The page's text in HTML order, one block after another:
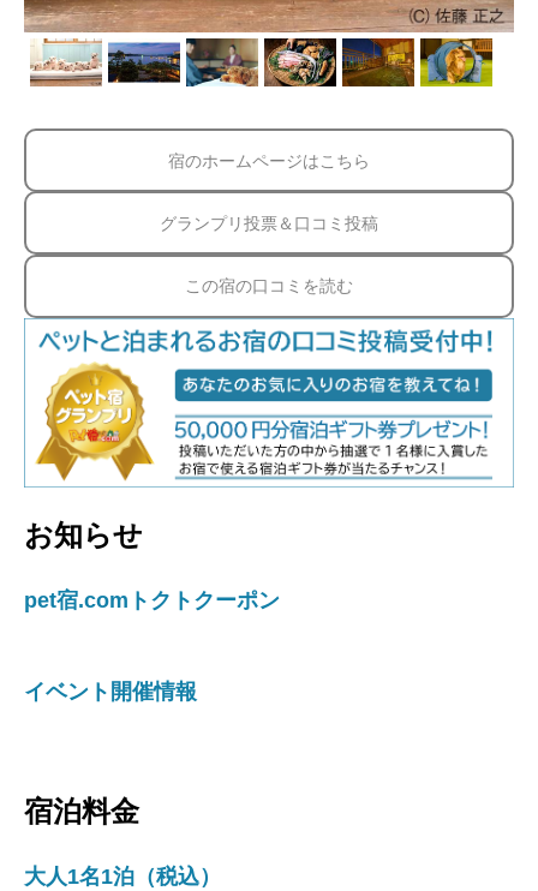
宿のホームページはこちら
グランプリ投票＆口コミ投稿
この宿の口コミを読む
お知らせ
pet宿.comトクトクーポン
イベント開催情報
宿泊料金
大人1名1泊（税込）